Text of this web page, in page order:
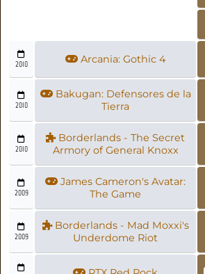
2010 Arcania: Gothic 4
2010
Bakugan: Defensores de la
Tierra
2010
Borderlands - The Secret
Armory of General Knoxx
2009
James Cameron's Avatar:
The Game
2009
Borderlands - Mad Moxxi's
Underdome Riot